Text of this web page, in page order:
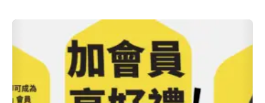
咖
｜